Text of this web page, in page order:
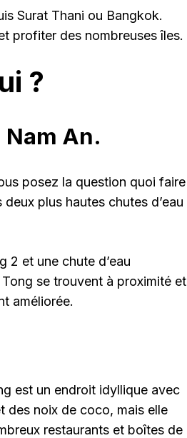
Surat Thani ou Bangkok.
profiter des nombreuses îles.
?
An.
posez la question quoi faire
plus hautes chutes d’eau
2 et une chute d’eau
se trouvent à proximité et
améliorée.
est un endroit idyllique avec
des noix de coco, mais elle
restaurants et boîtes de